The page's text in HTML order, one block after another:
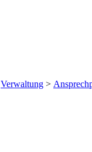
Verwaltung >